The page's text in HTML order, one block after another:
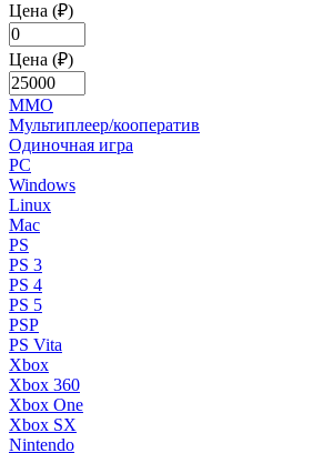
Цена (₽)
Цена (₽)
MMO
Мультиплеер/кооператив
Одиночная игра
PC
Windows
Linux
Mac
PS
PS 3
PS 4
PS 5
PSP
PS Vita
Xbox
Xbox 360
Xbox One
Xbox SX
Nintendo